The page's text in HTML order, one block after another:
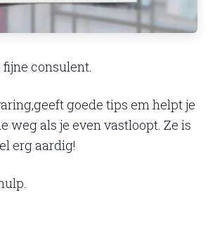
consulent.
goede tips em helpt je
weg als je even vastloopt. Ze is
erg aardig!